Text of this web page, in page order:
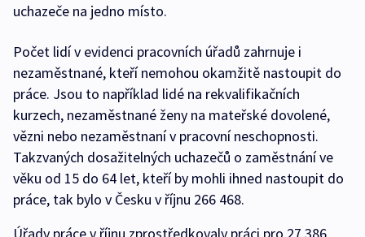
uchazeče na jedno místo.
Počet lidí v evidenci pracovních úřadů zahrnuje i
nezaměstnané, kteří nemohou okamžitě nastoupit do
práce. Jsou to například lidé na rekvalifikačních
kurzech, nezaměstnané ženy na mateřské dovolené,
vězni nebo nezaměstnaní v pracovní neschopnosti.
Takzvaných dosažitelných uchazečů o zaměstnání ve
věku od 15 do 64 let, kteří by mohli ihned nastoupit do
práce, tak bylo v Česku v říjnu 266 468.